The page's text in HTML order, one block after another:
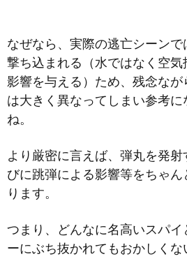
なぜなら、実際の逃亡シーン
撃ち込まれる（水ではなく空
影響を与える）ため、残念なが
は大きく異なってしまい参考に
ね。
より厳密に言えば、弾丸を発
びに跳弾による影響等をちゃ
ります。
つまり、どんなに名高いスパ
ーにぶち抜かれてもおかしくな